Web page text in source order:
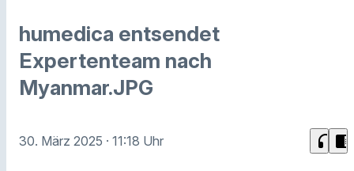
humedica entsendet
Expertenteam nach
Myanmar.JPG
30. März 2025 · 11:18 Uhr headphones chrome_reader_mode